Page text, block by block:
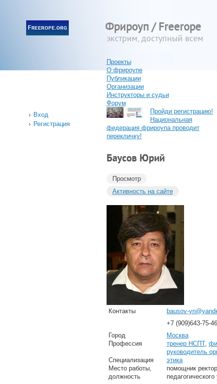
Фрироуп / Freerope
экстрим, доступный всем
Проекты
О фрироупе
Публикации
Организации
Инструкторы и судьи
Форум
Вход
Регистрация
Пройди регистрацию!
Национальная
федерация фрироупа проводит
перекличку!
Баусов Юрий
Просмотр
Активность на сайте
Контакты
bausov-
+7 (909)643-75-46
Город
Москва
Профессия
тренер НСПТ,
руководитель
Специализация
этика
Место работы,
должность
помощник